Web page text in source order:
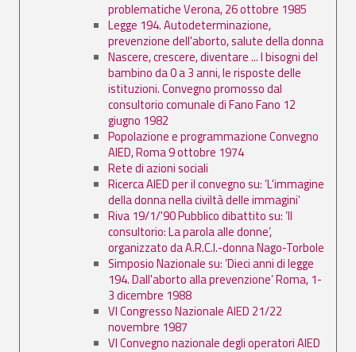
problematiche Verona, 26 ottobre 1985
Legge 194. Autodeterminazione,
prevenzione dell'aborto, salute della donna
Nascere, crescere, diventare ... I bisogni del
bambino da 0 a 3 anni, le risposte delle
istituzioni. Convegno promosso dal
consultorio comunale di Fano Fano 12
giugno 1982
Popolazione e programmazione Convegno
AIED, Roma 9 ottobre 1974
Rete di azioni sociali
Ricerca AIED per il convegno su: ’L'immagine
della donna nella civiltà delle immagini'
Riva 19/1/'90 Pubblico dibattito su: ’Il
consultorio: La parola alle donne’,
organizzato da A.R.C.I.-donna Nago-Torbole
Simposio Nazionale su: ’Dieci anni di legge
194. Dall'aborto alla prevenzione’ Roma, 1-
3 dicembre 1988
VI Congresso Nazionale AIED 21/22
novembre 1987
VI Convegno nazionale degli operatori AIED